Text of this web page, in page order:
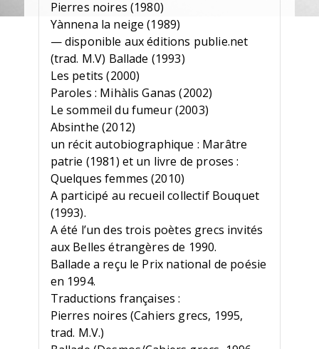
Pierres noires (1980)
Yànnena la neige (1989)
— disponible aux éditions publie.net
(trad. M.V) Ballade (1993)
Les petits (2000)
Paroles : Mihàlis Ganas (2002)
Le sommeil du fumeur (2003)
Absinthe (2012)
un récit autobiographique : Marâtre
patrie (1981) et un livre de proses :
Quelques femmes (2010)
A participé au recueil collectif Bouquet
(1993).
A été l’un des trois poètes grecs invités
aux Belles étrangères de 1990.
Ballade a reçu le Prix national de poésie
en 1994.
Traductions françaises :
Pierres noires (Cahiers grecs, 1995,
trad. M.V.)